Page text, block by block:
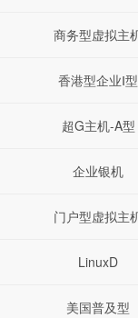
商务型虚拟主
香港型企业Ⅰ型
超G主机-A型
企业银机
门户型虚拟主
LinuxD
美国普及型